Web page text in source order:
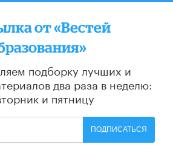
от «Вестей
подборку лучших и
два раза в неделю:
и пятницу
ПОДПИСАТЬСЯ